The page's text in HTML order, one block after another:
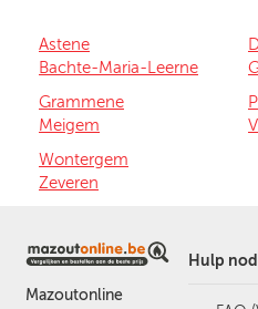
Astene
Bachte-Maria-Leerne
Grammene
Meigem
Wontergem
Zeveren
Mazoutonline
Hulp